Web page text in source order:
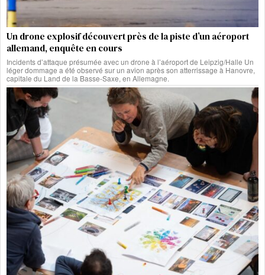
Un drone explosif découvert près de la piste d’un aéroport
allemand, enquête en cours
Incidents d’attaque présumée avec un drone à l’aéroport de Leipzig/Halle Un
léger dommage a été observé sur un avion après son atterrissage à Hanovre,
capitale du Land de la Basse-Saxe, en Allemagne.